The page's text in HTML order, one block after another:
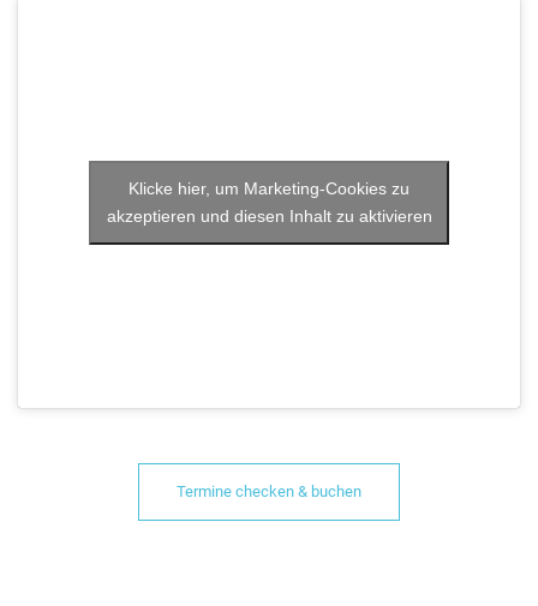
Klicke hier, um Marketing-Cookies zu
akzeptieren und diesen Inhalt zu aktivieren
Termine checken & buchen